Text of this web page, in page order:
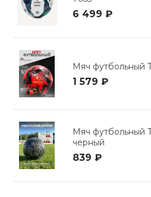
6 499 ₽
Мяч футбольный
1 579 ₽
Мяч футбольный
черный
839 ₽